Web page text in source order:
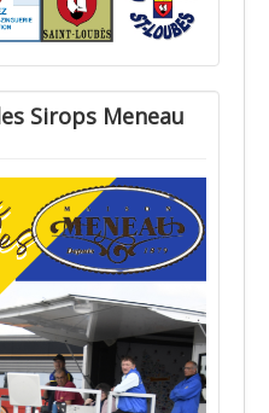
Sirops Meneau